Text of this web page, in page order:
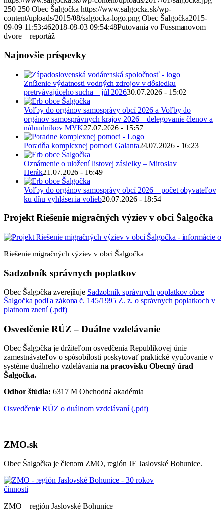
250 250 Obec Šalgočka https://www.salgocka.sk/wp-
content/uploads/2015/08/salgocka-logo.png Obec Šalgočka2015-
09-09 11:53:462018-08-03 09:54:48Putovania vo Fussmanovom
dvore – reportáž
Najnovšie príspevky
Zníženie výdatnosti vodných zdrojov v dôsledku
pretrvávajúceho sucha – júl 202630.07.2026 - 15:02
Voľby do orgánov samosprávy obcí 2026 a Voľby do
orgánov samosprávnych krajov 2026 – delegovanie členov a
náhradníkov MVK27.07.2026 - 15:57
Poradňa komplexnej pomoci Galanta24.07.2026 - 16:23
Oznámenie o uložení listovej zásielky – Miroslav
Herák21.07.2026 - 16:49
Voľby do orgánov samosprávy obcí 2026 – počet obyvateľov
ku dňu vyhlásenia volieb20.07.2026 - 18:54
Projekt Riešenie migračných výziev v obci Šalgočka
Riešenie migračných výziev v obci Šalgočka
Sadzobník správnych poplatkov
Obec Šalgočka zverejňuje Sadzobník správnych poplatkov obce
Šalgočka podľa zákona č. 145/1995 Z. z. o správnych poplatkoch v
platnom znení (.pdf)
Osvedčenie RÚZ – Duálne vzdelávanie
Obec Šalgočka je držiteľom osvedčenia Republikovej únie
zamestnávateľov o spôsobilosti poskytovať praktické vyučovanie v
systéme duálneho vzdelávania na pracovisku Obecný úrad
Šalgočka.
Odbor štúdia: 6317 M Obchodná akadémia
Osvedčenie RÚZ o duálnom vzdelávaní (.pdf)
ZMO.sk
Obec Šalgočka je členom ZMO, región JE Jaslovské Bohunice.
ZMO – región Jaslovské Bohunice